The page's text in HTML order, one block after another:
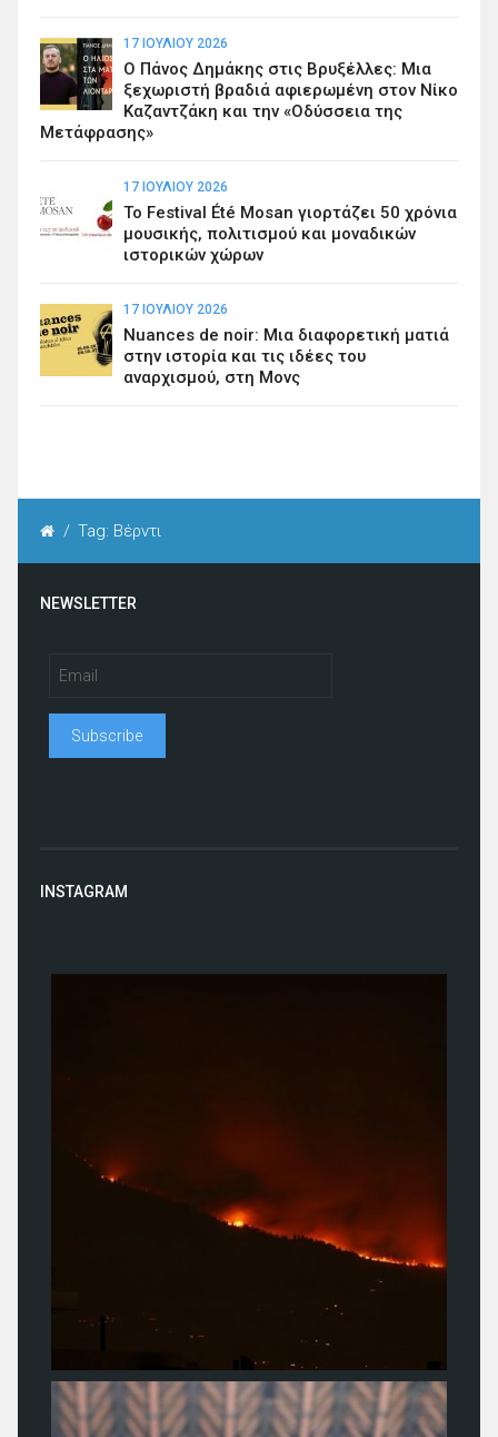
17 ΙΟΥΛΊΟΥ 2026
Ο Πάνος Δημάκης στις Βρυξέλλες: Μια
ξεχωριστή βραδιά αφιερωμένη στον Νίκο
Καζαντζάκη και την «Οδύσσεια της
Μετάφρασης»
17 ΙΟΥΛΊΟΥ 2026
Το Festival Été Mosan γιορτάζει 50 χρόνια
μουσικής, πολιτισμού και μοναδικών
ιστορικών χώρων
17 ΙΟΥΛΊΟΥ 2026
Nuances de noir: Μια διαφορετική ματιά
στην ιστορία και τις ιδέες του
αναρχισμού, στη Μονς
/ Tag: Βέρντι
NEWSLETTER
INSTAGRAM